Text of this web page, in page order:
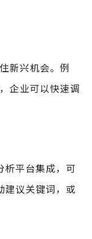
新兴机会。例
企业可以快速调
析平台集成，可
建议关键词，或